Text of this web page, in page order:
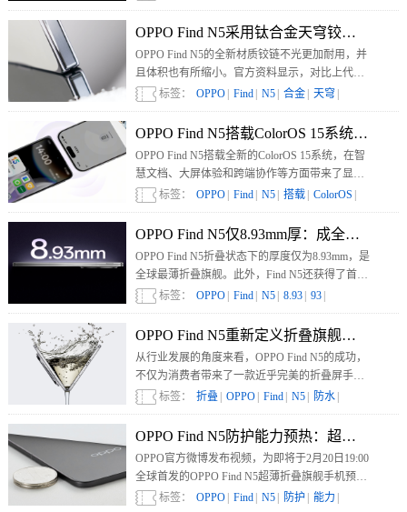
多种复杂严苛的涉水场景。
OPPO Find N5采用钛合金天穹铰链：让轻
OPPO Find N5的全新材质铰链不光更加耐用，并
且体积也有所缩小。官方资料显示，对比上代产
品，Find N5的铰链整体减薄26%。这也使得
OPPO Find N5成为了“全球最薄折叠旗舰”。
标签： OPPO Find N5 合金 天穹
OPPO Find N5搭载ColorOS 15系统：跨端
OPPO Find N5搭载全新的ColorOS 15系统，在智
慧文档、大屏体验和跨端协作等方面带来了显著
升级，尤其是跨端协作功能，为用户提供了更加
便捷的使用体验。
标签： OPPO Find N5 搭载 ColorOS
OPPO Find N5仅8.93mm厚：成全球最薄
OPPO Find N5折叠状态下的厚度仅为8.93mm，是
全球最薄折叠旗舰。此外，Find N5还获得了首个
德国莱茵TÜV无感折痕认证。
标签： OPPO Find N5 8.93 93
OPPO Find N5重新定义折叠旗舰标准：满
从行业发展的角度来看，OPPO Find N5的成功，
不仅为消费者带来了一款近乎完美的折叠屏手
机，更为整个行业树立了新的标杆。
标签： 折叠 OPPO Find N5 防水
OPPO Find N5防护能力预热：超防水、超
OPPO官方微博发布视频，为即将于2月20日19:00
全球首发的OPPO Find N5超薄折叠旗舰手机预
热，着重展示了其在防护能力方面的卓越表现，
标签： OPPO Find N5 防护 能力